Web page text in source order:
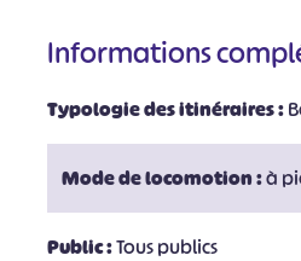
Informations
Typologie des itinéraires :
Mode de locomotion :à
Public :Tous publics